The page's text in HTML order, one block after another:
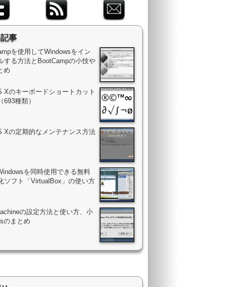
事
を使用してWindowsをイン
する方法とBootCampの小技や
め
Xのキーボードショートカット
693種類）
Xの定期的なメンテナンス方法
を同時使用できる無料
ソフト「VirtualBox」の使い方
の設定方法と使い方、小
のまとめ